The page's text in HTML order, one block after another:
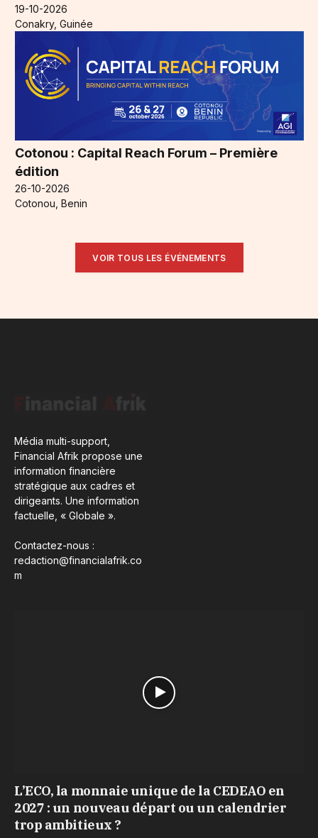
19-10-2026
Conakry, Guinée
Cotonou : Capital Reach Forum – Première
édition
26-10-2026
Cotonou, Benin
VOIR TOUS LES ÉVÉNEMENTS
Média multi-support,
Financial Afrik propose une
information financière
stratégique aux cadres et
dirigeants. Une information
factuelle, « Globale ».
Contactez-nous :
redaction@financialafrik.co
m
L’ECO, la monnaie unique de la CEDEAO en
2027 : un nouveau départ ou un calendrier
trop ambitieux ?